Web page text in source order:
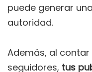
puede generar
autoridad.
Además, al
seguidores, tus